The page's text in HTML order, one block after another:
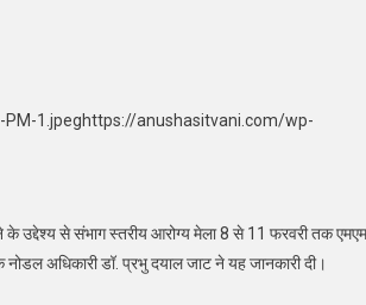
1.jpeghttps://anushasitvani.com/wp-
उद्देश्य से संभाग स्तरीय आरोग्य मेला 8 से 11 फरवरी तक
अधिकारी डॉ. प्रभु दयाल जाट ने यह जानकारी दी।